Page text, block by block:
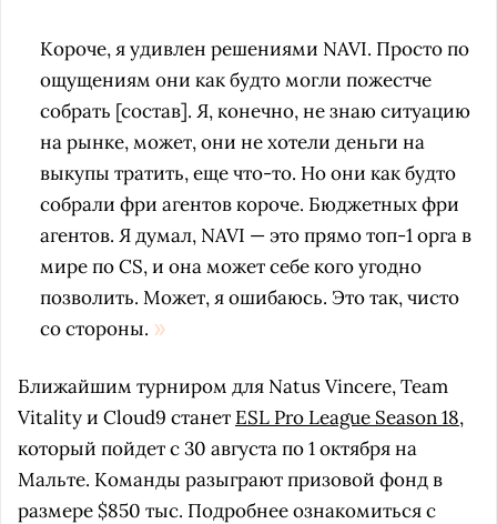
Короче, я удивлен решениями NAVI. Просто по
ощущениям они как будто могли пожестче
собрать [состав]. Я, конечно, не знаю ситуацию
на рынке, может, они не хотели деньги на
выкупы тратить, еще что-то. Но они как будто
собрали фри агентов короче. Бюджетных фри
агентов. Я думал, NAVI — это прямо топ-1 орга в
мире по CS, и она может себе кого угодно
позволить. Может, я ошибаюсь. Это так, чисто
со стороны.
Ближайшим турниром для Natus Vincere, Team
Vitality и Cloud9 станет ESL Pro League Season 18,
который пойдет с 30 августа по 1 октября на
Мальте. Команды разыграют призовой фонд в
размере $850 тыс. Подробнее ознакомиться с